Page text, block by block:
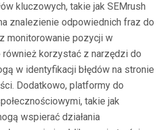
kluczowych, takie jak SEMrush
znalezienie odpowiednich fraz do
monitorowanie pozycji w
również korzystać z narzędzi do
w identyfikacji błędów na stronie
Dodatkowo, platformy do
takie jak
wspierać działania